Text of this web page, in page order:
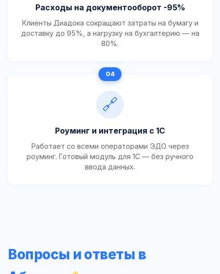
Расходы на документооборот -95%
Клиенты Диадока сокращают затраты на бумагу и
доставку до 95%, а нагрузку на бухгалтерию — на
80%.
🔗
Роуминг и интеграция с 1С
Работает со всеми операторами ЭДО через
роуминг. Готовый модуль для 1С — без ручного
ввода данных.
Вопросы и ответы в